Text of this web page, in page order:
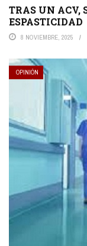
TRAS UN ACV,
ESPASTICIDAD
8 NOVIEMBRE, 2025
OPINIÓN